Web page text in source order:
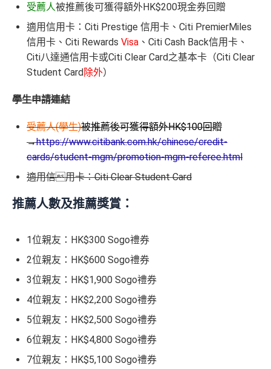
受薦人被推薦後可獲得額外HK$200現金券回贈
適用信用卡：Citi Prestige 信用卡、Citi PremierMiles
信用卡、Citi Rewards Visa 、Citi Cash Back信用卡、
Citi八達通信用卡或Citi Clear Card之基本卡（Citi Clear
Student Card 除外）
學生申請連結
受薦人(學生)被推薦後可獲得額外HK$100回贈
→https://www.citibank.com.hk/chinese/credit-
cards/student-mgm/promotion-mgm-referee.html
適用信用卡：Citi Clear Student Card
推薦人數及推薦獎賞：
1位親友：HK$300 Sogo禮券
2位親友：HK$600 Sogo禮券
3位親友：HK$1,900 Sogo禮券
4位親友：HK$2,200 Sogo禮券
5位親友：HK$2,500 Sogo禮券
6位親友：HK$4,800 Sogo禮券
7位親友：HK$5,100 Sogo禮券